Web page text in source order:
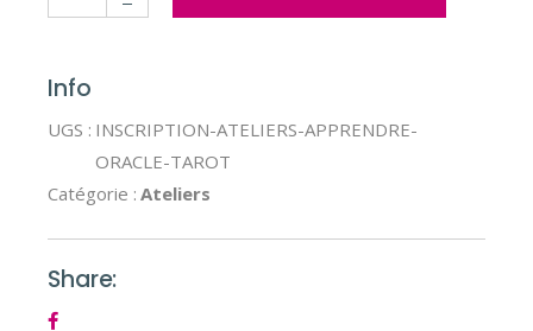
Info
UGS : INSCRIPTION-ATELIERS-APPRENDRE-
ORACLE-TAROT
Catégorie : Ateliers
Share: